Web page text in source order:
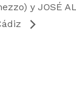
y JOSÉ